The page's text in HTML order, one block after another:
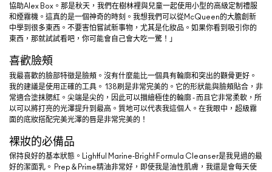
協助Alex Box。那是秋天，我們在樹林裡與兒童一起使用小型的高級定制禮服
和煙霧機。這真的是一個神奇的時刻。我想我們可以從McQueen的大膽創新
中學到很多東西。不要害怕嘗試新事物，尤其是化妝品。如果你看到吸引你的
東西，那就試試看吧，你可能會自己會大吃一驚！」
喜歡臉頰
我最喜歡的臉部特徵是臉頰。沒有什麼能比一個具有輪廓和突出的顴骨更好。
我的建議是使用正確的工具。 138刷是非常完美的。它的形狀能與臉頰貼合，非
常適合塗抹腮紅。尖端是尖的，因此可以描繪極佳的輪廓 - 而且它非常柔軟，所
以可以將打亮的光澤提升到最高。質地可以代表我這個人。在我眼中，超級霧
面的底妝搭配完美光澤的唇是非常完美的！
裸妝的必備品
保持良好的基本狀態。Lightful Marine-Bright Formula Cleanser是我見過的最
好的潔面乳。 Prep＆Prime精油非常好，即使我是油性肌膚，我還是會每天使